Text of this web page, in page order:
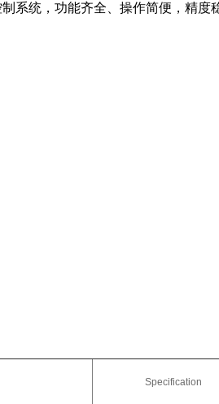
系统，功能齐全、操作简便，精度
Specification